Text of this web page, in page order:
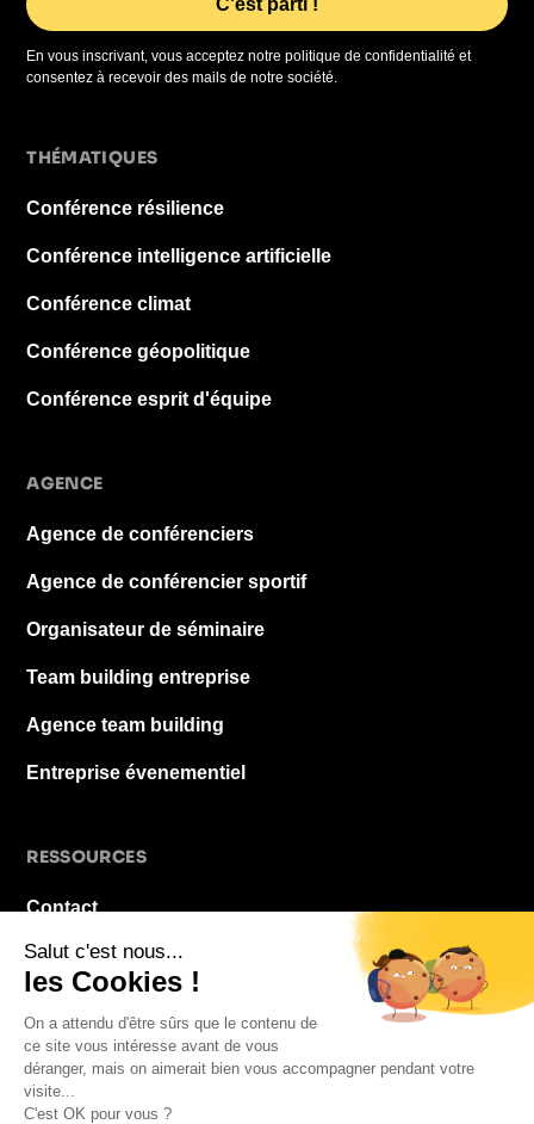
En vous inscrivant, vous acceptez notre politique de confidentialité et
consentez à recevoir des mails de notre société.
THÉMATIQUES
Conférence résilience
Conférence intelligence artificielle
Conférence climat
Conférence géopolitique
Conférence esprit d'équipe
AGENCE
Agence de conférenciers
Agence de conférencier sportif
Organisateur de séminaire
Team building entreprise
Agence team building
Entreprise évenementiel
RESSOURCES
Contact
À propos
FAQ